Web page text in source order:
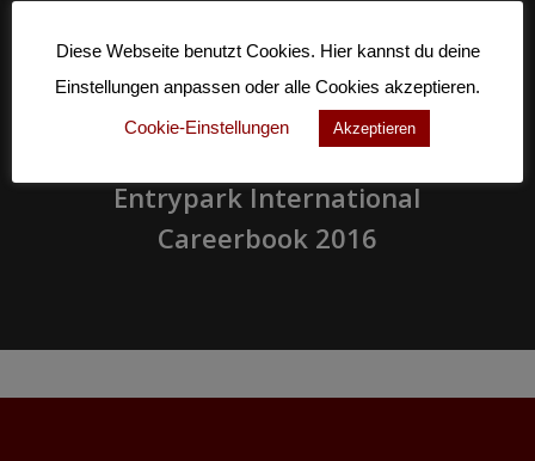
Entrypark International
Careerbook 2016
Diese Webseite benutzt Cookies. Hier kannst du deine
Einstellungen anpassen oder alle Cookies akzeptieren.
Cookie-Einstellungen
Akzeptieren